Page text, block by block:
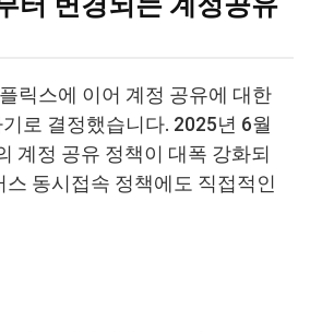
릭스에 이어 계정 공유에 대한
로 결정했습니다. 2025년 6월
계정 공유 정책이 대폭 강화되
스 동시접속 정책에도 직접적인